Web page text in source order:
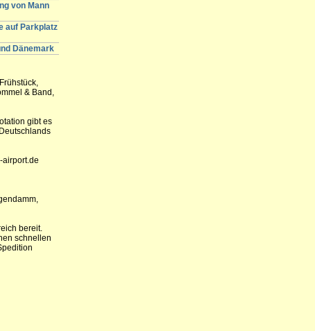
von Mann
auf Parkplatz
Dänemark
& Band,
gibt es
airport.de
bereit.
schnellen